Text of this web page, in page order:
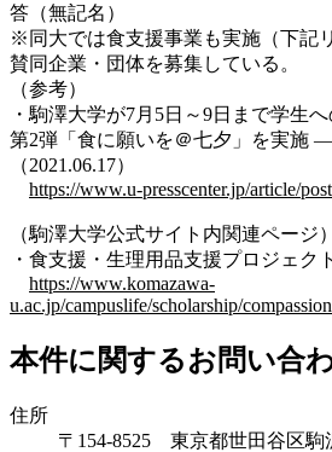
答（無記名）
※同大では食支援事業も実施（下記
賛同企業・団体を募集している。
（参考）
・駒澤大学が7月5日～9日まで学生
第2弾「食に願いを＠七夕」を実施
（2021.06.17）
https://www.u-presscenter.jp/article/
（駒澤大学公式サイト内関連ページ）
・食支援・生理用品支援プロジェクト
https://www.komazawa-
u.ac.jp/campuslife/scholarship/
本件に関するお問い合
住所
〒154-8525 東京都世田谷区駒